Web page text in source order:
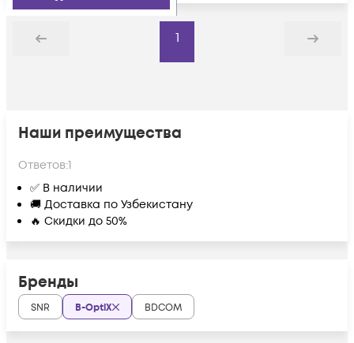
Назад
1
Дальше
Наши преимущества
Ответов:1
✅ В наличии
🚚 Доставка по Узбекистану
🔥 Скидки до 50%
Бренды
SNR B-OptiX BDCOM